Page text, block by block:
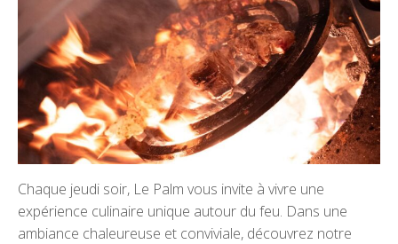
Chaque jeudi soir, Le Palm vous invite à vivre une
expérience culinaire unique autour du feu. Dans une
ambiance chaleureuse et conviviale, découvrez notre